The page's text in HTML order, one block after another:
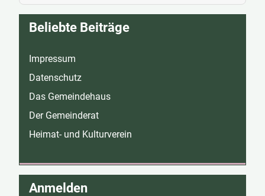
Beliebte Beiträge
Impressum
Datenschutz
Das Gemeindehaus
Der Gemeinderat
Heimat- und Kulturverein
Anmelden